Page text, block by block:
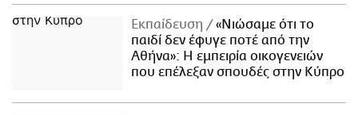
Εκπαίδευση
«Νιώσαμε ότι το
παιδί δεν έφυγε ποτέ από την
Αθήνα»: Η εμπειρία οικογενειών
που επέλεξαν σπουδές στην Κύπρο